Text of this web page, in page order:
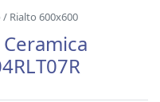
/ Rialto 600x600